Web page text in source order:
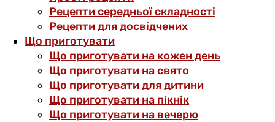
Рецепти середньої складності
Рецепти для досвідчених
Що приготувати
Що приготувати на кожен день
Що приготувати на свято
Що приготувати для дитини
Що приготувати на пікнік
Що приготувати на вечерю